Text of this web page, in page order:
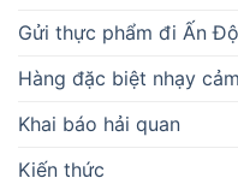
Gửi thực phẩm đi Ấn Độ
Hàng đặc biệt nhạy cảm
Khai báo hải quan
Kiến thức